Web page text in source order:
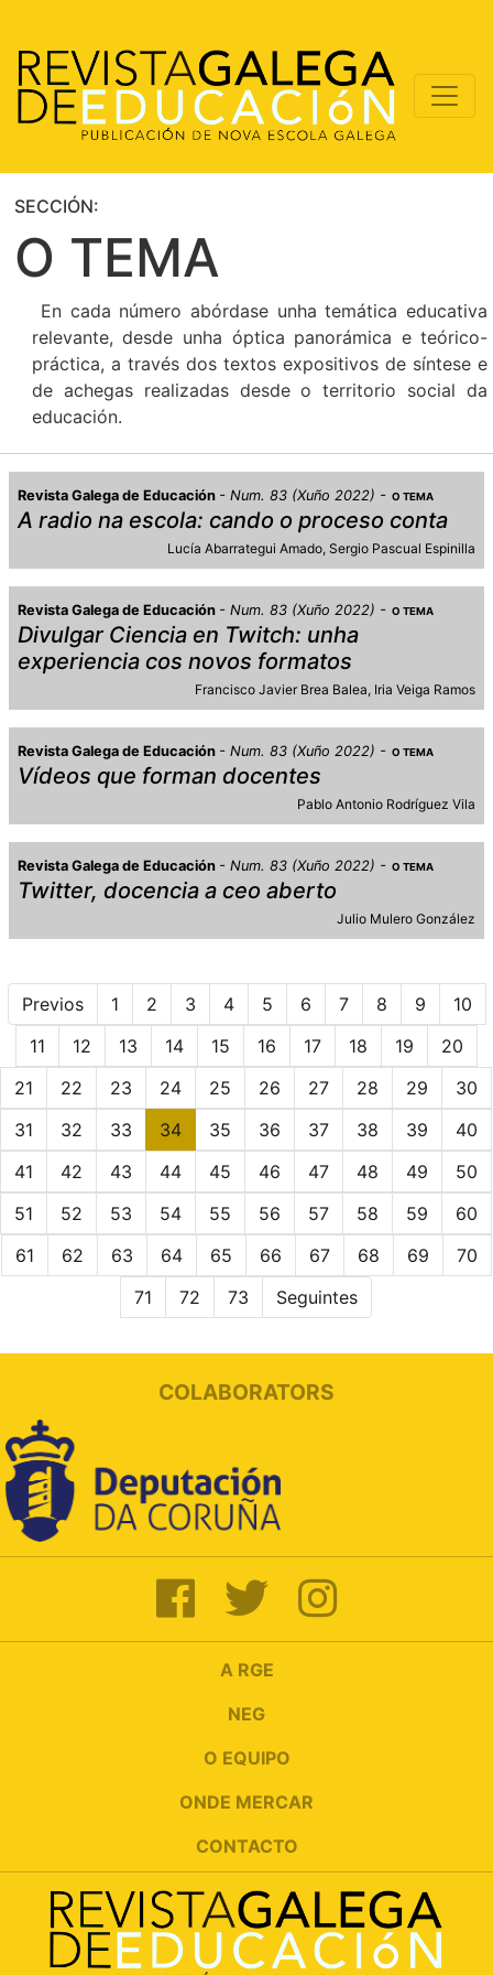
SECCIÓN:
O TEMA
En cada número abórdase unha temática educativa
relevante, desde unha óptica panorámica e teórico-
práctica, a través dos textos expositivos de síntese e
de achegas realizadas desde o territorio social da
educación.
Revista Galega de Educación Num. 83 (Xuño 2022) O TEMA
A radio na escola: cando o proceso conta
Lucía Abarrategui Amado Sergio Pascual Espinilla
Revista Galega de Educación Num. 83 (Xuño 2022) O TEMA
Divulgar Ciencia en Twitch: unha
experiencia cos novos formatos
Francisco Javier Brea Balea Iria Veiga Ramos
Revista Galega de Educación Num. 83 (Xuño 2022) O TEMA
Vídeos que forman docentes
Pablo Antonio Rodríguez Vila
Revista Galega de Educación Num. 83 (Xuño 2022) O TEMA
Twitter, docencia a ceo aberto
Julio Mulero González
Previos 1 2 3 4 5 6 7 8 9
10
11
12 13 14 15 16 17 18 19
20
21
22 23 24 25 26 27 28 29
30
31
32 33 34 35 36 37 38 39
40
41
42 43 44 45 46 47 48 49
50
51
52 53 54 55 56 57 58 59
60
61
62 63 64 65 66 67 68 69
70
71
72 73 Seguintes
COLABORATORS
A RGE
NEG
O EQUIPO
ONDE MERCAR
CONTACTO